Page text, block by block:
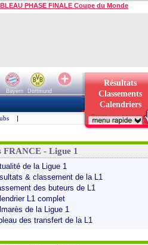
PHASE FINALE Coupe du Monde
Bayern
Dortmund
Résultats
Classements
Calendriers
|
FRANCE - Ligue 1
de la Ligue 1
& classement de la L1
des buteurs de L1
L1 complet
de la Ligue 1
des transfert de la L1